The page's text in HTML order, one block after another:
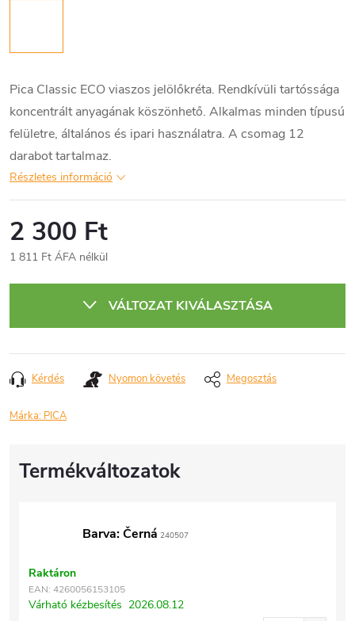
Pica Classic ECO viaszos jelölőkréta. Rendkívüli tartóssága
koncentrált anyagának köszönhető. Alkalmas minden típusú
felületre, általános és ipari használatra. A csomag 12
darabot tartalmaz.
Részletes információ
2 300 Ft
1 811 Ft ÁFA nélkül
VÁLTOZAT KIVÁLASZTÁSA
Kérdés Nyomon követés Megosztás
Márka: PICA
Barva: Černá 240507
Raktáron
EAN: 4260056153105
Várható kézbesítés 2026.08.12